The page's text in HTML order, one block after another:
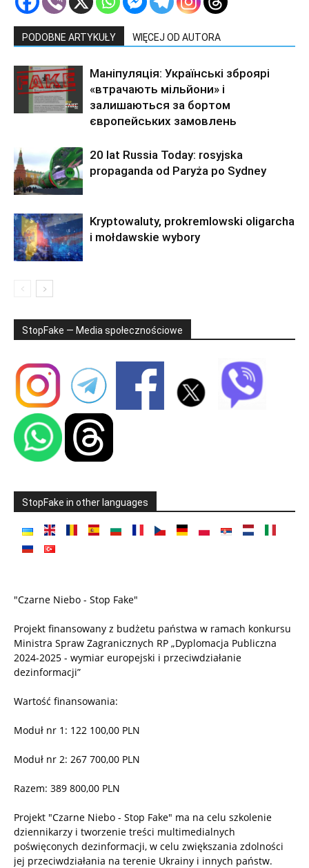
PODOBNE ARTYKUŁY WIĘCEJ OD AUTORA
Маніпуляція: Українські зброярі
«втрачають мільйони» і
залишаються за бортом
європейських замовлень
20 lat Russia Today: rosyjska
propaganda od Paryża po Sydney
Kryptowaluty, prokremlowski oligarcha
i mołdawskie wybory
StopFake — Media społecznościowe
StopFake in other languages
"Czarne Niebo - Stop Fake"
Projekt finansowany z budżetu państwa w ramach konkursu
Ministra Spraw Zagranicznych RP „Dyplomacja Publiczna
2024-2025 - wymiar europejski i przeciwdziałanie
dezinformacji”
Wartość finansowania:
Moduł nr 1: 122 100,00 PLN
Moduł nr 2: 267 700,00 PLN
Razem: 389 800,00 PLN
Projekt "Czarne Niebo - Stop Fake" ma na celu szkolenie
dziennikarzy i tworzenie treści multimedialnych
poświęconych dezinformacji, w celu zwiększania zdolności
jej przeciwdziałania na terenie Ukrainy i innych państw.